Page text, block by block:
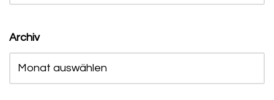
Archiv